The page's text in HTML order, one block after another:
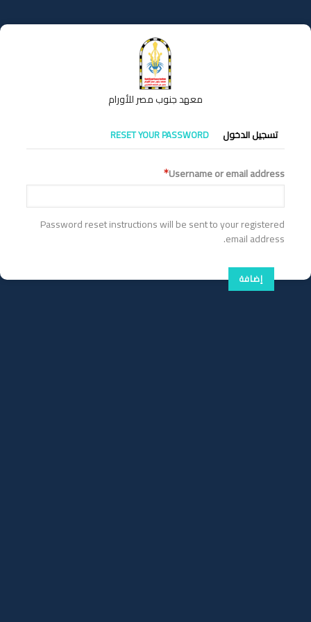
إلى
المحتوى
معهد جنوب مصر للأورام
التبويبات
الأساسية
تسجيل الدخول RESET YOUR PASSWORD
Username or email address
Password reset instructions will be sent to your registered
email address.